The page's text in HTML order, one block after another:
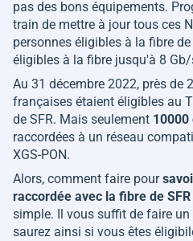
pas des bons équipements.
train de mettre à jour tous ces
personnes éligibles à la fibre
éligibles à la fibre jusqu'à 8 Gb/
Au 31 décembre 2022, près de
françaises étaient éligibles au
de SFR. Mais seulement 10000
raccordées à un réseau
XGS-PON.
Alors, comment faire pour
raccordée avec la fibre de
simple. Il vous suffit de faire un
saurez ainsi si vous êtes